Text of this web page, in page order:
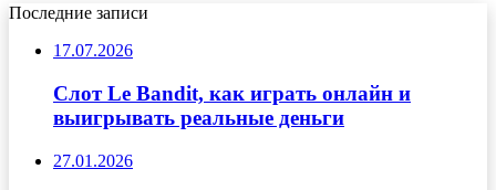
Последние записи
17.07.2026
Слот Le Bandit, как играть онлайн и
выигрывать реальные деньги
27.01.2026